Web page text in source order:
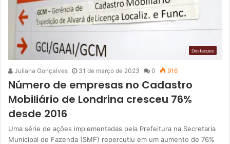
Destaques
Juliana Gonçalves 31 de março de 2023 0 916
Número de empresas no Cadastro
Mobiliário de Londrina cresceu 76%
desde 2016
Uma série de ações implementadas pela Prefeitura na Secretaria
Municipal de Fazenda (SMF) repercutiu em um aumento de 76%